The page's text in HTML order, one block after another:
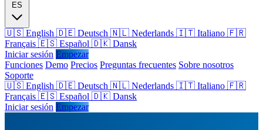
ES
🇺🇸 English 🇩🇪 Deutsch 🇳🇱 Nederlands 🇮🇹 Italiano 🇫🇷
Français 🇪🇸 Español 🇩🇰 Dansk
Iniciar sesión Empezar
Funciones Demo Precios Preguntas frecuentes Sobre nosotros
Soporte
🇺🇸 English 🇩🇪 Deutsch 🇳🇱 Nederlands 🇮🇹 Italiano 🇫🇷
Français 🇪🇸 Español 🇩🇰 Dansk
Iniciar sesión Empezar